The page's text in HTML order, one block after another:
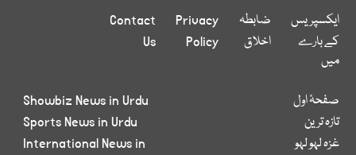
ایکسپریس
کے بارے
میں
ضابطہ
اخلاق
Privacy
Policy
Contact
Us
صفحۂ اول
تازہ ترین
غزہ لہو لہو
Showbiz News in Urdu
Sports News in Urdu
International News in